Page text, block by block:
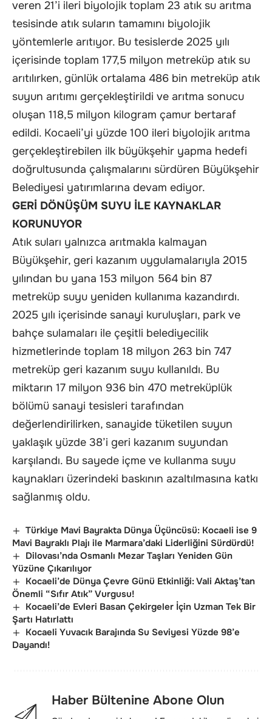
veren 21’i ileri biyolojik toplam 23 atık su arıtma
tesisinde atık suların tamamını biyolojik
yöntemlerle arıtıyor. Bu tesislerde 2025 yılı
içerisinde toplam 177,5 milyon metreküp atık su
arıtılırken, günlük ortalama 486 bin metreküp atık
suyun arıtımı gerçekleştirildi ve arıtma sonucu
oluşan 118,5 milyon kilogram çamur bertaraf
edildi. Kocaeli’yi yüzde 100 ileri biyolojik arıtma
gerçekleştirebilen ilk büyükşehir yapma hedefi
doğrultusunda çalışmalarını sürdüren Büyükşehir
Belediyesi yatırımlarına devam ediyor.
GERİ DÖNÜŞÜM SUYU İLE KAYNAKLAR
KORUNUYOR
Atık suları yalnızca arıtmakla kalmayan
Büyükşehir, geri kazanım uygulamalarıyla 2015
yılından bu yana 153 milyon 564 bin 87
metreküp suyu yeniden kullanıma kazandırdı.
2025 yılı içerisinde sanayi kuruluşları, park ve
bahçe sulamaları ile çeşitli belediyecilik
hizmetlerinde toplam 18 milyon 263 bin 747
metreküp geri kazanım suyu kullanıldı. Bu
miktarın 17 milyon 936 bin 470 metreküplük
bölümü sanayi tesisleri tarafından
değerlendirilirken, sanayide tüketilen suyun
yaklaşık yüzde 38’i geri kazanım suyundan
karşılandı. Bu sayede içme ve kullanma suyu
kaynakları üzerindeki baskının azaltılmasına katkı
sağlanmış oldu.
Türkiye Mavi Bayrakta Dünya Üçüncüsü: Kocaeli ise 9
Mavi Bayraklı Plajı ile Marmara’daki Liderliğini Sürdürdü!
Dilovası’nda Osmanlı Mezar Taşları Yeniden Gün
Yüzüne Çıkarılıyor
Kocaeli’de Dünya Çevre Günü Etkinliği: Vali Aktaş’tan
Önemli “Sıfır Atık” Vurgusu!
Kocaeli’de Evleri Basan Çekirgeler İçin Uzman Tek Bir
Şartı Hatırlattı
Kocaeli Yuvacık Barajında Su Seviyesi Yüzde 98’e
Dayandı!
Haber Bültenine Abone Olun